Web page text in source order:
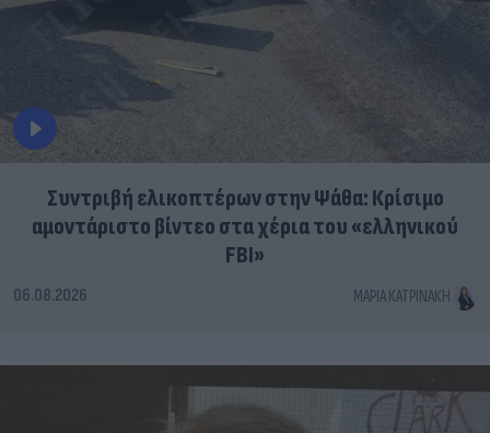
Συντριβή ελικοπτέρων στην Ψάθα: Κρίσιμο
αμοντάριστο βίντεο στα χέρια του «ελληνικού
FBI»
06.08.2026 ΜΑΡΊΑ ΚΑΤΡΙΝΆΚΗ